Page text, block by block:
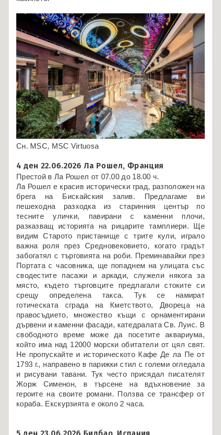
Сн. MSC, MSC Virtuosa
4 ден 22.06.2026 Ла Рошел, Франция
Престой в Ла Рошел от 07.00 до 18.00 ч.
Ла Рошел е красив исторически град, разположен на
брега на Бискайския залив. Предлагаме ви
пешеходна разходка из старинния център по
тесните улички, павирани с каменни плочи,
разказващ историята на рицарите тамплиери. Ще
видим Старото пристанище с трите кули, играло
важна роля през Средновековието, когато градът
забогатял с търговията на роби. Преминавайки през
Портата с часовника, ще попаднем на улицата със
сводестите пасажи и аркади, служели някога за
място, където търговците предлагали стоките си
срещу определена такса. Тук се намират
готическата сграда на Кметството, Двореца на
правосъдието, множество къщи с орнаментирани
дървени и каменни фасади, катедралата Св. Луис. В
свободното време може да посетите аквариума,
който има над 12000 морски обитатели от цял свят.
Не пропускайте и историческото Кафе Де ла Пе от
1793 г., направено в парижки стил с големи огледала
и рисувани тавани. Тук често присядал писателят
Жорж Сименон, в търсене на вдъхновение за
героите на своите романи. Ползва се трансфер от
кораба. Екскурзията е около 2 часа.